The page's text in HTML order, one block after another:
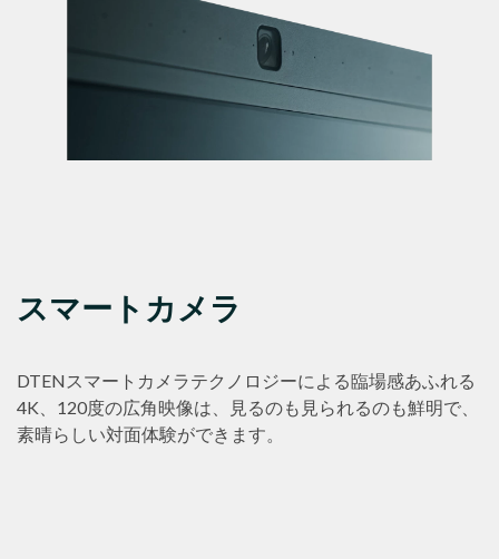
スマートカメラ
DTENスマートカメラテクノロジーによる臨場感あふれる
4K、120度の広角映像は、見るのも見られるのも鮮明で、
素晴らしい対面体験ができます。